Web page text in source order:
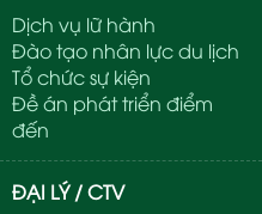
Dịch vụ lữ hành
Đào tạo nhân lực du lịch
Tổ chức sự kiện
Đề án phát triển điểm
đến
ĐẠI LÝ / CTV